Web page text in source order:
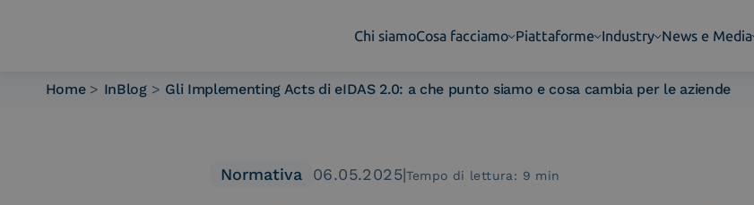
Chi siamoCosa facciamo Piattaforme Industry News e Media
Home > InBlog > Gli Implementing Acts di eIDAS 2.0: a che punto siamo e cosa cambia per le aziende
Normativa 06.05.2025|Tempo di lettura: 9 min